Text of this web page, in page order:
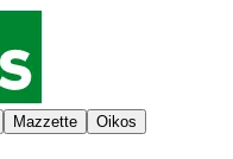
Mazzette Oikos